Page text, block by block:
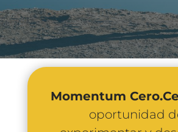
Momentum
oportunidad